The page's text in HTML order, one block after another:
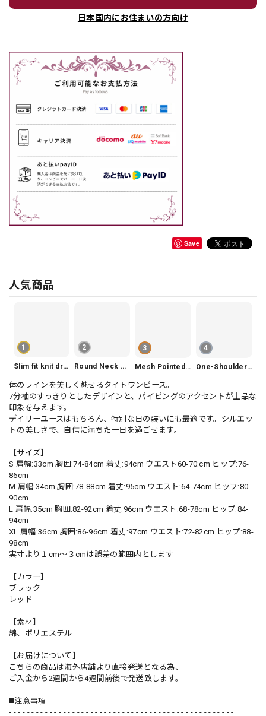
日本国内にお住まいの方向け
Save
人気商品
1
Slim fit knit dress(3color) V1330
2
Round Neck Tiered Sleeveless Dress V2290
3
Mesh Pointed Toe Pumps V165
4
One-Shoulder Slim-Fit Flattering Mermaid Skirt Dress V2295
体のラインを美しく魅せるタイトワンピース。
7分袖のすっきりとしたデザインと、パイピングのアクセントが上品な
印象を与えます。
デイリーユースはもちろん、特別な日の装いにも最適です。シルエッ
トの美しさで、自信に満ちた一日を過ごせます。
【サイズ】
S 肩幅:33cm 胸囲:74-84cm 着丈:94cm ウエスト60-70:cm ヒップ:76-
86cm
M 肩幅:34cm 胸囲:78-88cm 着丈:95cm ウエスト:64-74cm ヒップ:80-
90cm
L 肩幅:35cm 胸囲:82-92cm 着丈:96cm ウエスト:68-78cm ヒップ:84-
94cm
XL 肩幅:36cm 胸囲:86-96cm 着丈:97cm ウエスト:72-82cm ヒップ:88-
98cm
実寸より１cm〜３cmは誤差の範囲内とします
【カラー】
ブラック
レッド
【素材】
綿、ポリエステル
【お届けについて】
こちらの商品は海外店舗より直接発送となる為、
ご入金から2週間から4週間前後で発送致します。
◼️注意事項
- - - - - - - - - - - - - - - - - - - - - - - - - - - - - - - - - - - - - - - - - - - - - - - - - -